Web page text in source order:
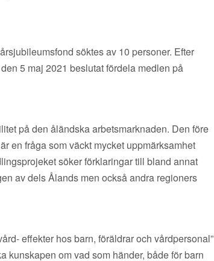
söktes av 10 personer. Efter
5 maj 2021 beslutat fördela medlen på
på den åländska arbetsmarknaden. Den före
en fråga som väckt mycket uppmärksamhet
söker förklaringar till bland annat
av dels Ålands men också andra regioners
effekter hos barn, föräldrar och vårdpersonal”
kunskapen om vad som händer, både för barn